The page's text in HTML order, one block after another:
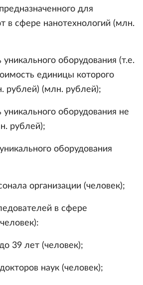
для
в сфере нанотехнологий (млн.
оборудования (т.е.
единицы которого
рублей) (млн. рублей);
оборудования не
рублей);
оборудования
организации (человек);
в сфере
39 лет (человек);
наук (человек);